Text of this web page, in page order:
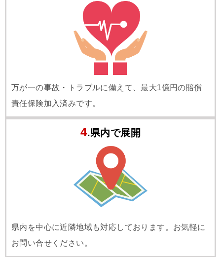
万が一の事故・トラブルに備えて、最大1億円の賠償
責任保険加入済みです。
4.県内で展開
県内を中心に近隣地域も対応しております。お気軽に
お問い合せください。